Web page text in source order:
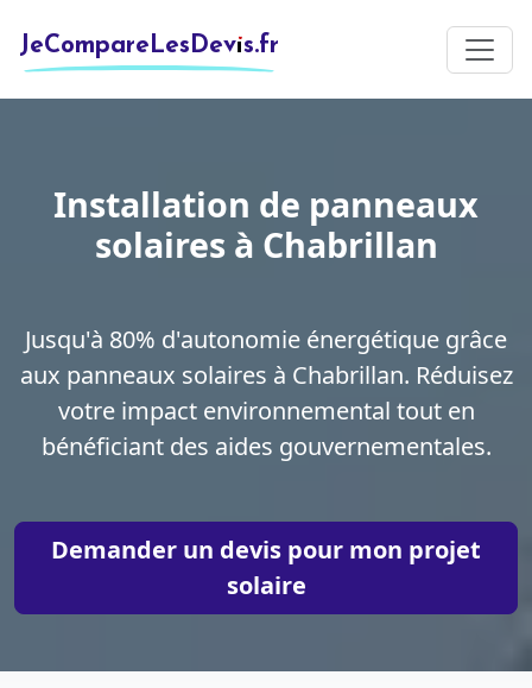
JeCompareLesDevis.fr
Installation de panneaux
solaires à Chabrillan
Jusqu'à 80% d'autonomie énergétique grâce
aux panneaux solaires à Chabrillan. Réduisez
votre impact environnemental tout en
bénéficiant des aides gouvernementales.
Demander un devis pour mon projet
solaire